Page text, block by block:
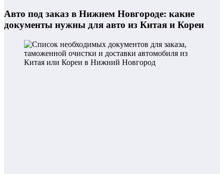
Авто под заказ в Нижнем Новгороде: какие
документы нужны для авто из Китая и Кореи